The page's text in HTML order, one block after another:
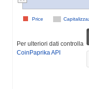
Price
Per ulteriori dati controlla
CoinPaprika API